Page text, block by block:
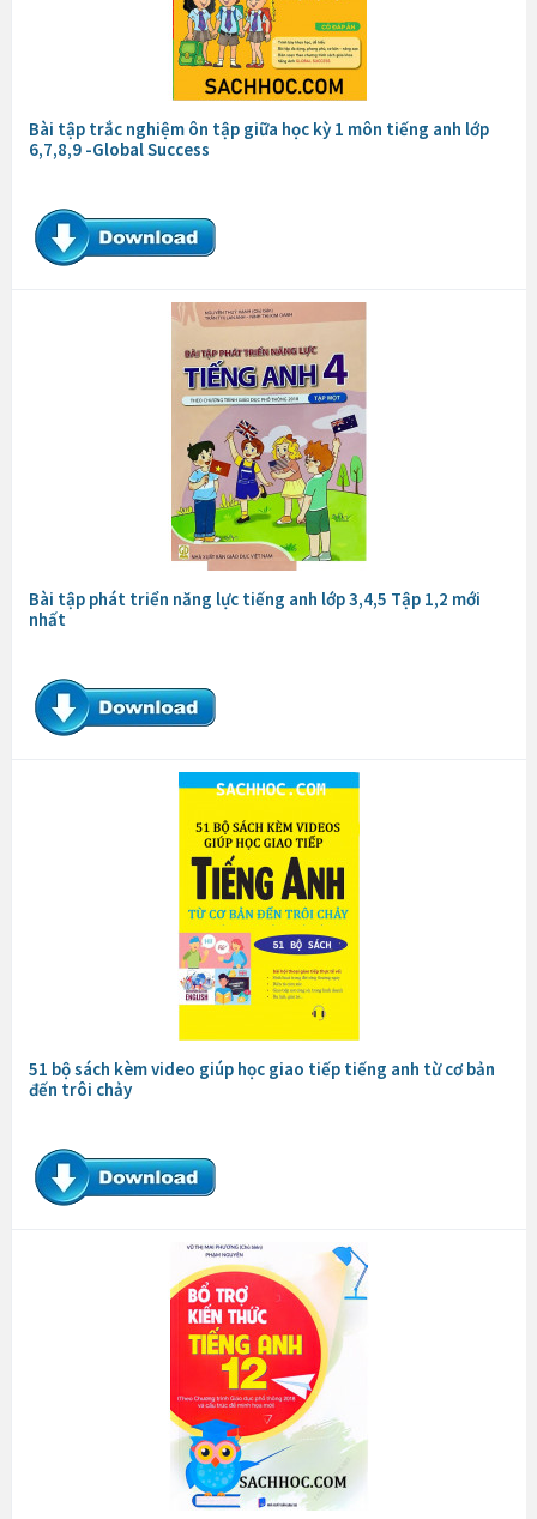
Bài tập trắc nghiệm ôn tập giữa học kỳ 1 môn tiếng anh lớp
6,7,8,9 -Global Success
Bài tập phát triển năng lực tiếng anh lớp 3,4,5 Tập 1,2 mới
nhất
51 bộ sách kèm video giúp học giao tiếp tiếng anh từ cơ bản
đến trôi chảy